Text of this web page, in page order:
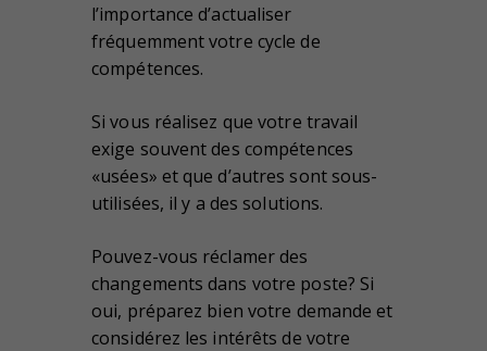
l’importance d’actualiser
fréquemment votre cycle de
compétences.
Si vous réalisez que votre travail
exige souvent des compétences
«usées» et que d’autres sont sous-
utilisées, il y a des solutions.
Pouvez-vous réclamer des
changements dans votre poste? Si
oui, préparez bien votre demande et
considérez les intérêts de votre